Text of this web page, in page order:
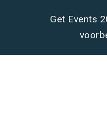
Get Events